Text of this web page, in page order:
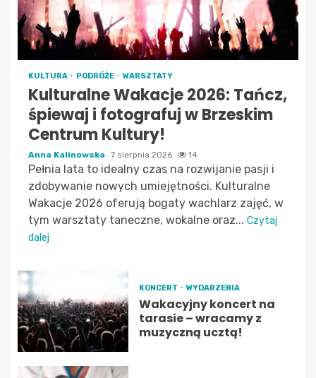
KULTURA PODRÓŻE WARSZTATY
Kulturalne Wakacje 2026: Tańcz,
śpiewaj i fotografuj w Brzeskim
Centrum Kultury!
Anna Kalinowska 7 sierpnia 2026 14
Pełnia lata to idealny czas na rozwijanie pasji i
zdobywanie nowych umiejętności. Kulturalne
Wakacje 2026 oferują bogaty wachlarz zajęć, w
tym warsztaty taneczne, wokalne oraz... Czytaj
dalej
KONCERT WYDARZENIA
Wakacyjny koncert na
tarasie – wracamy z
muzyczną ucztą!